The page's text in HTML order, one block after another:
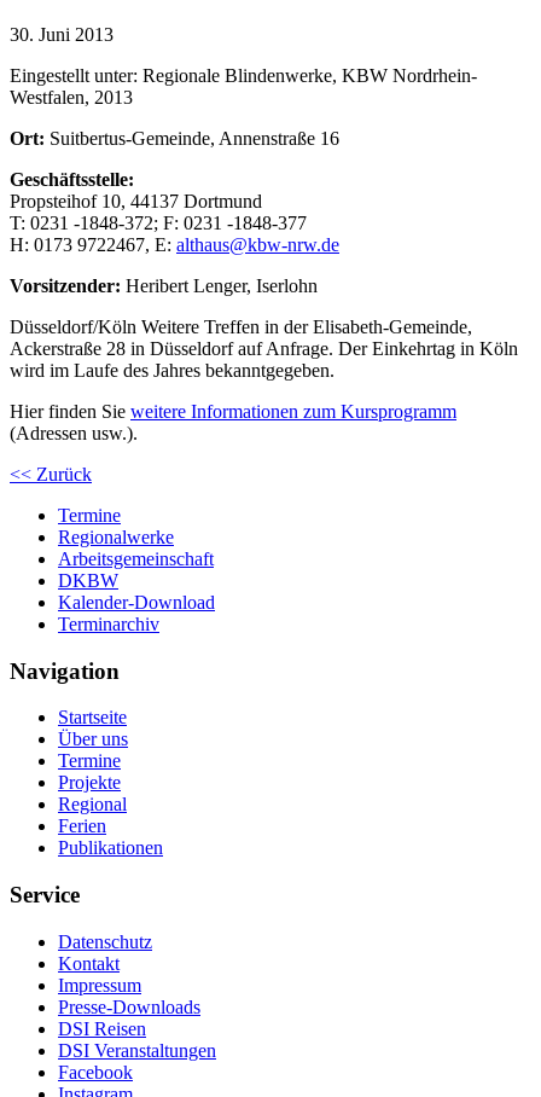
30. Juni 2013
Eingestellt unter: Regionale Blindenwerke, KBW Nordrhein-
Westfalen, 2013
Ort: Suitbertus-Gemeinde, Annenstraße 16
Geschäftsstelle:
Propsteihof 10, 44137 Dortmund
T: 0231 -1848-372; F: 0231 -1848-377
H: 0173 9722467, E: althaus@kbw-nrw.de
Vorsitzender: Heribert Lenger, Iserlohn
Düsseldorf/Köln Weitere Treffen in der Elisabeth-Gemeinde,
Ackerstraße 28 in Düsseldorf auf Anfrage. Der Einkehrtag in Köln
wird im Laufe des Jahres bekanntgegeben.
Hier finden Sie weitere Informationen zum Kursprogramm
(Adressen usw.).
<< Zurück
Termine
Regionalwerke
Arbeitsgemeinschaft
DKBW
Kalender-Download
Terminarchiv
Navigation
Startseite
Über uns
Termine
Projekte
Regional
Ferien
Publikationen
Service
Datenschutz
Kontakt
Impressum
Presse-Downloads
DSI Reisen
DSI Veranstaltungen
Facebook